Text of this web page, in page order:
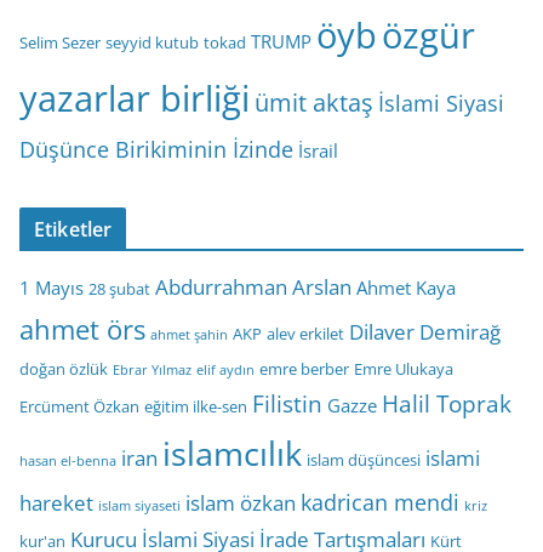
Selim Sezer seyyid kutub tokad TRUMP öybözgür
yazarlar birliği ümit aktaş İslami Siyasi
Düşünce Birikiminin İzinde İsrail
Etiketler
1 Mayıs 28 şubat Abdurrahman Arslan Ahmet Kaya
ahmet örs ahmet şahin AKP alev erkilet Dilaver Demirağ
doğan özlük Ebrar Yılmaz elif aydın emre berber Emre Ulukaya
Ercüment Özkan eğitim ilke-sen Filistin Gazze Halil Toprak
hasan el-benna iran islamcılık islam düşüncesi islami
hareket islam siyaseti islam özkan kadrican mendi kriz
kur'an Kurucu İslami Siyasi İrade Tartışmaları Kürt